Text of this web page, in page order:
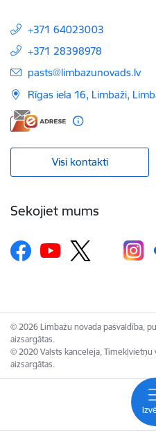
+371 64023003
+371 28398978
E-pasts:
pasts@limbazunovads.lv
Rīgas iela 16, Limbaži,
Visi kontakti
Sekojiet mums
© 2026 Limbažu novada pašvaldība,
aizsargātas.
© 2020 Valsts kanceleja,
aizsargātas.